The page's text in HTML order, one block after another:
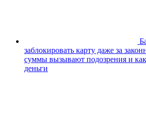
заблокировать карту даже за
суммы вызывают подозрения и
деньги